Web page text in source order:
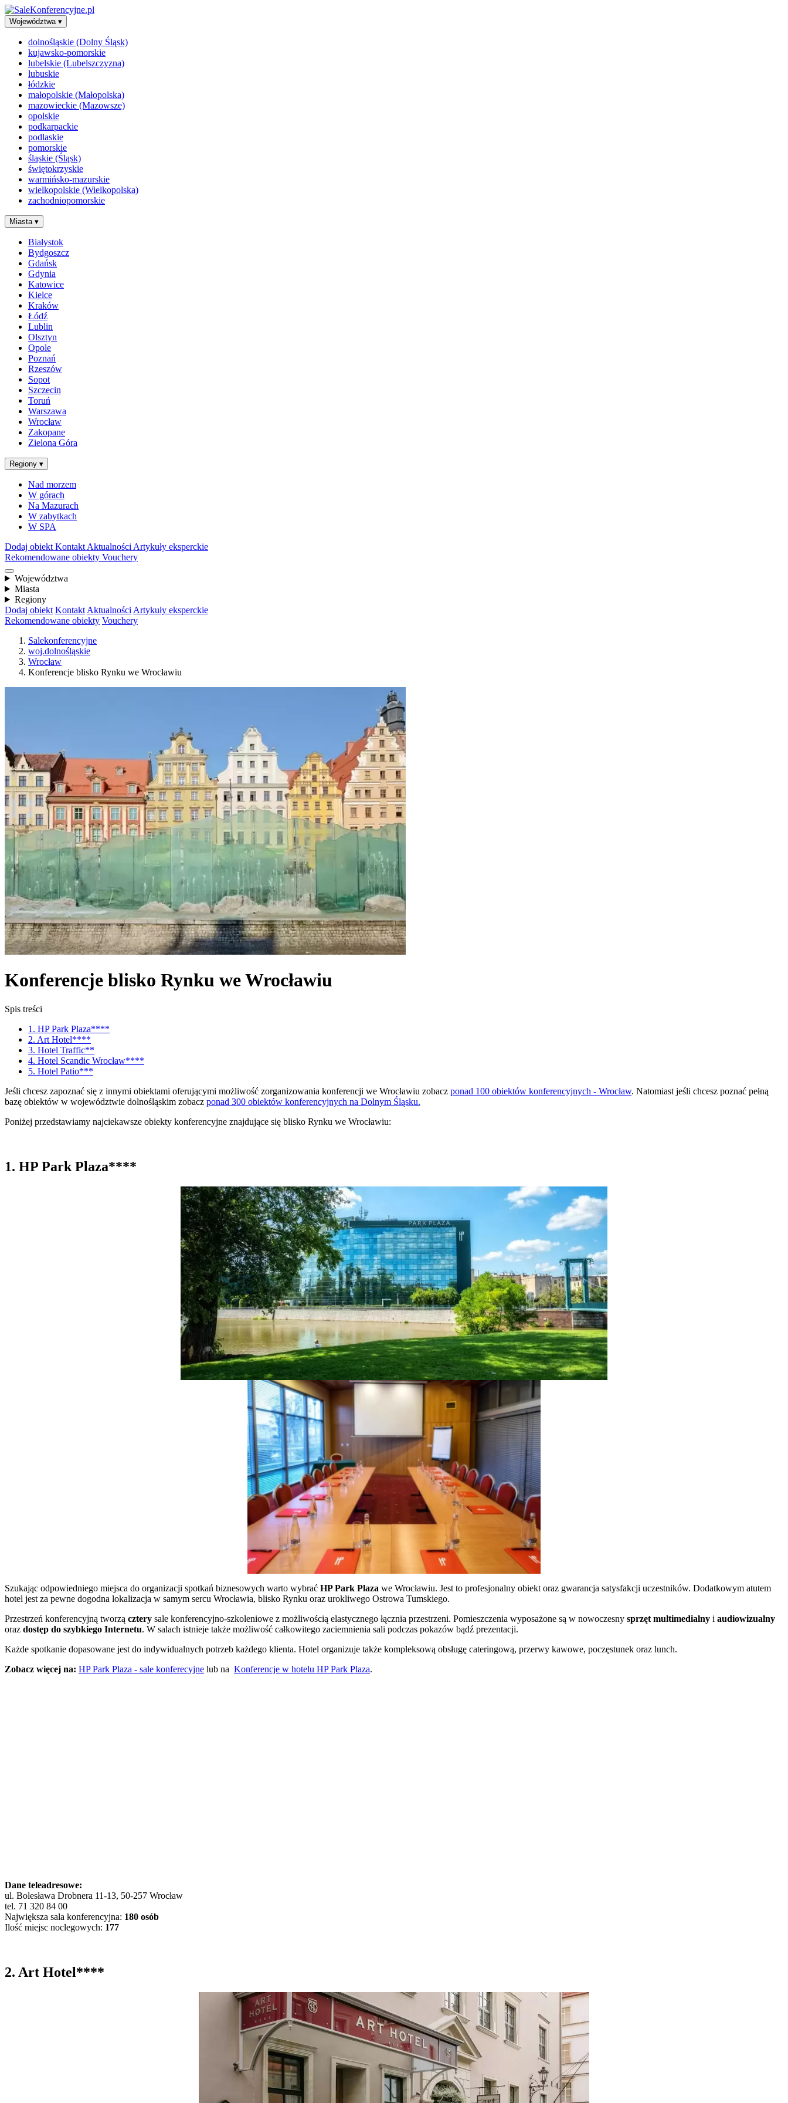
Województwa ▾
dolnośląskie (Dolny Śląsk)
kujawsko-pomorskie
lubelskie (Lubelszczyzna)
lubuskie
łódzkie
małopolskie (Małopolska)
mazowieckie (Mazowsze)
opolskie
podkarpackie
podlaskie
pomorskie
śląskie (Śląsk)
świętokrzyskie
warmińsko-mazurskie
wielkopolskie (Wielkopolska)
zachodniopomorskie
Miasta ▾
Białystok
Bydgoszcz
Gdańsk
Gdynia
Katowice
Kielce
Kraków
Łódź
Lublin
Olsztyn
Opole
Poznań
Rzeszów
Sopot
Szczecin
Toruń
Warszawa
Wrocław
Zakopane
Zielona Góra
Regiony ▾
Nad morzem
W górach
Na Mazurach
W zabytkach
W SPA
Dodaj obiekt Kontakt Aktualności Artykuły eksperckie
Rekomendowane obiekty Vouchery
Województwa
Miasta
Regiony
Dodaj obiekt Kontakt Aktualności Artykuły eksperckie
Rekomendowane obiekty Vouchery
Salekonferencyjne
woj.dolnośląskie
Wrocław
Konferencje blisko Rynku we Wrocławiu
Konferencje blisko Rynku we Wrocławiu
Spis treści
1. HP Park Plaza****
2. Art Hotel****
3. Hotel Traffic**
4. Hotel Scandic Wrocław****
5. Hotel Patio***
Jeśli chcesz zapoznać się z innymi obiektami oferującymi możliwość zorganizowania konferencji we Wrocławiu zobacz ponad 100 obiektów konferencyjnych - Wrocław. Natomiast jeśli chcesz poznać pełną
bazę obiektów w województwie dolnośląskim zobacz ponad 300 obiektów konferencyjnych na Dolnym Śląsku.
Poniżej przedstawiamy najciekawsze obiekty konferencyjne znajdujące się blisko Rynku we Wrocławiu:
1. HP Park Plaza****
Szukając odpowiedniego miejsca do organizacji spotkań biznesowych warto wybrać HP Park Plaza we Wrocławiu. Jest to profesjonalny obiekt oraz gwarancja satysfakcji uczestników. Dodatkowym atutem
hotel jest za pewne dogodna lokalizacja w samym sercu Wrocławia, blisko Rynku oraz urokliwego Ostrowa Tumskiego.
Przestrzeń konferencyjną tworzą cztery sale konferencyjno-szkoleniowe z możliwością elastycznego łącznia przestrzeni. Pomieszczenia wyposażone są w nowoczesny sprzęt multimedialny i audiowizualny
oraz dostęp do szybkiego Internetu. W salach istnieje także możliwość całkowitego zaciemnienia sali podczas pokazów bądź prezentacji.
Każde spotkanie dopasowane jest do indywidualnych potrzeb każdego klienta. Hotel organizuje także kompleksową obsługę cateringową, przerwy kawowe, poczęstunek oraz lunch.
Zobacz więcej na: HP Park Plaza - sale konferecyjne lub na Konferencje w hotelu HP Park Plaza.
Dane teleadresowe:
ul. Bolesława Drobnera 11-13, 50-257 Wrocław
tel. 71 320 84 00
Największa sala konferencyjna: 180 osób
Ilość miejsc noclegowych: 177
2. Art Hotel****